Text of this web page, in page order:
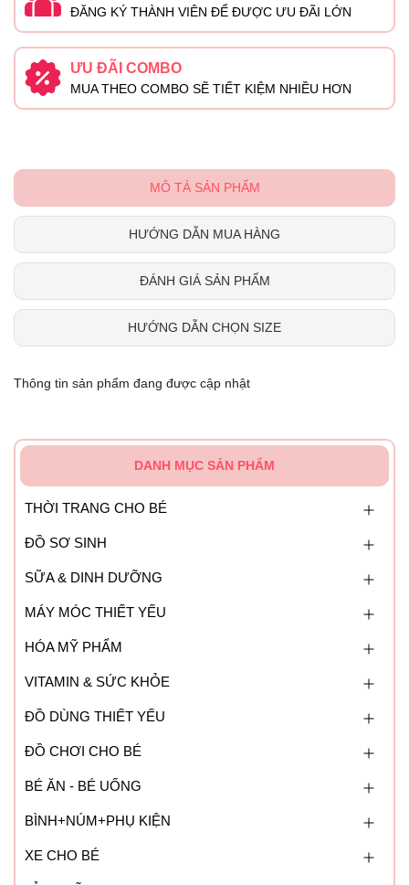
ĐĂNG KÝ THÀNH VIÊN ĐỂ ĐƯỢC ƯU ĐÃI LỚN
ƯU ĐÃI COMBO
MUA THEO COMBO SẼ TIẾT KIỆM NHIỀU HƠN
MÔ TẢ SẢN PHẨM
HƯỚNG DẪN MUA HÀNG
ĐÁNH GIÁ SẢN PHẨM
HƯỚNG DẪN CHỌN SIZE
Thông tin sản phẩm đang được cập nhật
DANH MỤC SẢN PHẨM
THỜI TRANG CHO BÉ
ĐỒ SƠ SINH
SỮA & DINH DƯỠNG
MÁY MÓC THIẾT YẾU
HÓA MỸ PHẨM
VITAMIN & SỨC KHỎE
ĐỒ DÙNG THIẾT YẾU
ĐỒ CHƠI CHO BÉ
BÉ ĂN - BÉ UỐNG
BÌNH+NÚM+PHỤ KIỆN
XE CHO BÉ